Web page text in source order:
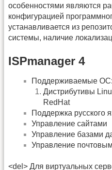
особенностями являются
конфигурацией
устанавливается из
системы, наличие
ISPmanager 4
Поддерживаемые ОС:
Дистрибутивы
RedHat
Поддержка русского
Управление сайтами
Управление базами
Управление
<del> Для виртуальных